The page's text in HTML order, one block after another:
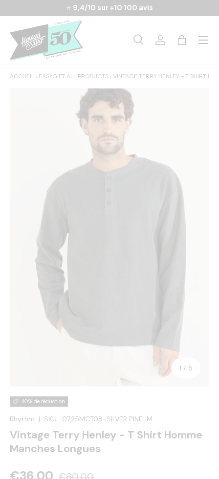
Aller au contenu
⭐ 9,4/10 sur +10 100 avis
Rechercher
RechercheSe connecter
Panier
Menu
ACCUEIL › EASYGIFT ALL PRODUCTS ›VINTAGE TERRY HENLEY - T SHIRT
1 / de
5
40% de réduction
Rhythm | SKU : 0725MCT08-SILVER PINE-M
Vintage Terry Henley - T Shirt Homme
Manches Longues